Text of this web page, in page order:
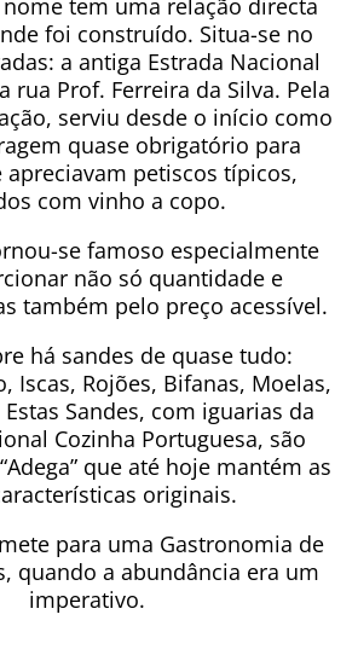
tem uma relação directa
foi construído. Situa-se no
a antiga Estrada Nacional
rua Prof. Ferreira da Silva. Pela
serviu desde o início como
quase obrigatório para
apreciavam petiscos típicos,
com vinho a copo.
se famoso especialmente
não só quantidade e
também pelo preço acessível.
há sandes de quase tudo:
Iscas, Rojões, Bifanas, Moelas,
Sandes, com iguarias da
Cozinha Portuguesa, são
que até hoje mantém as
originais.
para uma Gastronomia de
quando a abundância era um
imperativo.